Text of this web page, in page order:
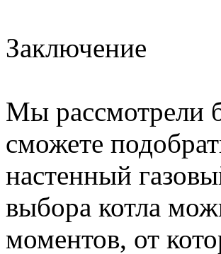
Заключение
Мы рассмотрели
сможете
настенный
выбора котла
моментов, от